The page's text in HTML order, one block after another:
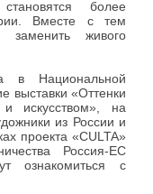
более
Вместе с тем
заменить живого
Национальной
выставки «Оттенки
искусством», на
из России и
проекта «CULTA»
Россия-ЕС
ознакомиться с